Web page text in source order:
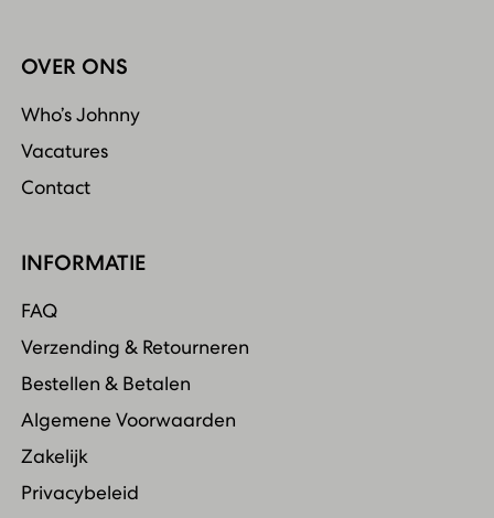
OVER ONS
Who’s Johnny
Vacatures
Contact
INFORMATIE
FAQ
Verzending & Retourneren
Bestellen & Betalen
Algemene Voorwaarden
Zakelijk
Privacybeleid